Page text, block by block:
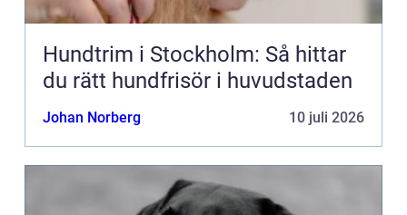
Hundtrim i Stockholm: Så hittar
du rätt hundfrisör i huvudstaden
Johan Norberg 10 juli 2026